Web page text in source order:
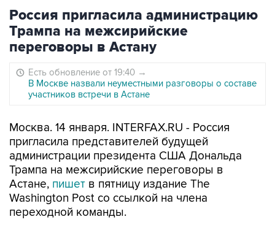
Россия пригласила администрацию
Трампа на межсирийские
переговоры в Астану
Есть обновление от 19:40 →
В Москве назвали неуместными разговоры о составе
участников встречи в Астане
Москва. 14 января. INTERFAX.RU - Россия
пригласила представителей будущей
администрации президента США Дональда
Трампа на межсирийские переговоры в
Астане, пишет в пятницу издание The
Washington Post со ссылкой на члена
переходной команды.